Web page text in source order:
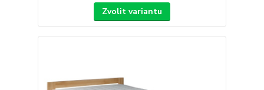
Zvolit variantu